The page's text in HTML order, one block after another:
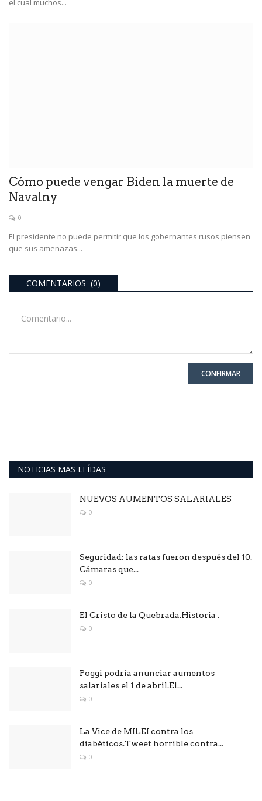
Cómo puede vengar Biden la muerte de
Navalny
0
El presidente no puede permitir que los gobernantes rusos piensen
que sus amenazas...
COMENTARIOS (0)
CONFIRMAR
NOTICIAS MAS LEÍDAS
NUEVOS AUMENTOS SALARIALES
0
Seguridad: las ratas fueron después del 10.
Cámaras que...
0
El Cristo de la Quebrada.Historia .
0
Poggi podría anunciar aumentos
salariales el 1 de abril.El...
0
La Vice de MILEI contra los
diabéticos.Tweet horrible contra...
0